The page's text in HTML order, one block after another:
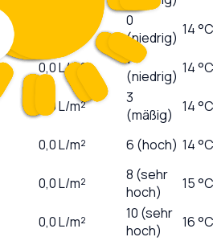
0
(niedrig) 14 °C
0,0L/m²
1
(niedrig) 14 °C
0,0L/m²
3
(mäßig)
14 °C
0,0L/m² 6 (hoch) 14 °C
0,0L/m²
8 (sehr
hoch)
15 °C
0,0L/m²
10 (sehr
hoch)
16 °C